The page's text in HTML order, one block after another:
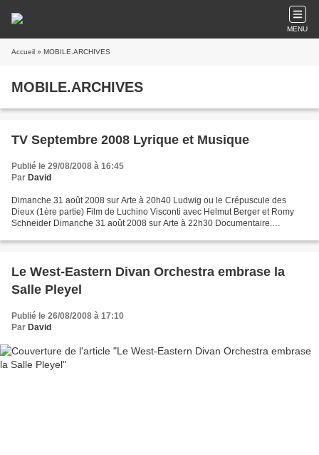
MENU
Accueil » MOBILE.ARCHIVES
MOBILE.ARCHIVES
TV Septembre 2008 Lyrique et Musique
Publié le 29/08/2008 à 16:45
Par David
Dimanche 31 août 2008 sur Arte à 20h40 Ludwig ou le Crépuscule des
Dieux (1ère partie) Film de Luchino Visconti avec Helmut Berger et Romy
Schneider Dimanche 31 août 2008 sur Arte à 22h30 Documentaire.
Le West-Eastern Divan Orchestra embrase la
Salle Pleyel
Publié le 26/08/2008 à 17:10
Par David